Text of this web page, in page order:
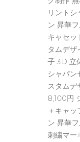
リントシ
ン 昇華
キャセッ
タムデザ
子 3D 立
シャパン
スタムデ
8,100円
＋キャ
ン 昇華
刺繍マー